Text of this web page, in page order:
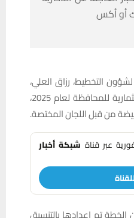
أو أكس
التخطيط، رزاق العلي،
عن إكمال إعداد الخطة الاستثمارية للمحافظة لعام 2025،
من قبل اللجان المختصة.
عبر قناة شبكة أخبار